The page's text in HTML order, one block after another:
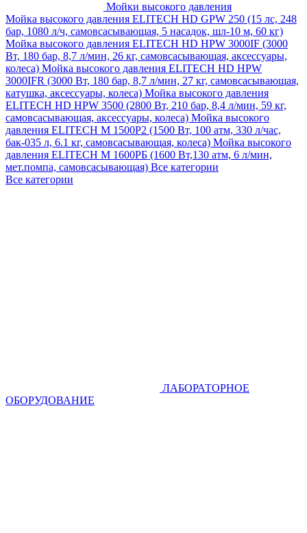
Мойки высокого давления
Мойка высокого давления ELITECH HD GPW 250 (15 лс, 248
бар, 1080 л/ч, самовсасывающая, 5 насадок, шл-10 м, 60 кг)
Мойка высокого давления ELITECH HD HPW 3000IF (3000
Вт, 180 бар, 8,7 л/мин, 26 кг, самовсасывающая, аксессуары,
колеса) Мойка высокого давления ELITECH HD HPW
3000IFR (3000 Вт, 180 бар, 8,7 л/мин, 27 кг, самовсасывающая,
катушка, аксессуары, колеса) Мойка высокого давления
ELITECH HD HPW 3500 (2800 Вт, 210 бар, 8,4 л/мин, 59 кг,
самовсасывающая, аксессуары, колеса) Мойка высокого
давления ELITECH M 1500P2 (1500 Вт, 100 атм, 330 л/час,
бак-035 л, 6.1 кг, самовсасывающая, колеса) Мойка высокого
давления ELITECH М 1600РБ (1600 Вт,130 атм, 6 л/мин,
мет.помпа, самовсасывающая) Все категории
Все категории
ЛАБОРАТОРНОЕ
ОБОРУДОВАНИЕ